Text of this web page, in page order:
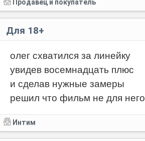
Продавец и покупатель
Для 18+
олег схватился за линейку
увидев восемнадцать плюс
и сделав нужные замеры
решил что фильм не для него
Интим